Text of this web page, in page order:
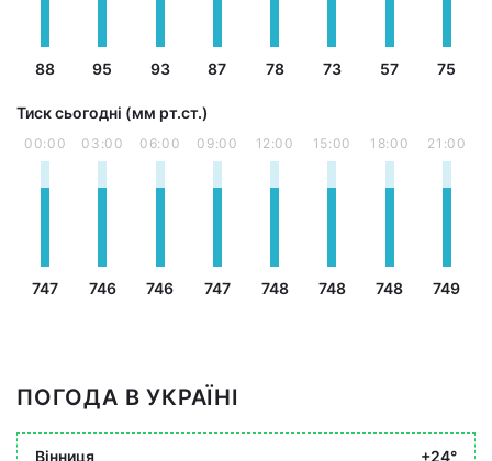
88 95 93 87 78 73 57 75
Тиск сьогодні (мм рт.ст.)
00:00
747
03:00
746
06:00
746
09:00
747
12:00
748
15:00
748
18:00
748
21:00
749
ПОГОДА В УКРАЇНІ
Вінниця +24°